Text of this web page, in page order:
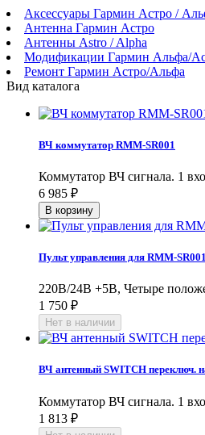
Аксессуары Гармин Астро /
Антенна Гармин Астро
Антенны Astro / Alpha
Модификации Гармин Альфа/
Ремонт Гармин Астро/Альфа
Вид каталога
ВЧ коммутатор RMM-SR001
Коммутатор ВЧ сигнала. 1
6 985 ₽
Пульт управления для RMM-SR001
220В/24В +5В, Четыре
1 750 ₽
ВЧ антенный SWITCH переключ.
Коммутатор ВЧ сигнала. 1
1 813 ₽